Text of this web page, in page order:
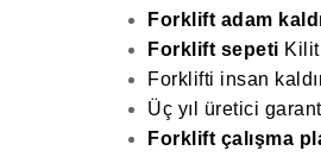
Forklift adam
Forklift sepeti Kilit
Forklifti insan
Üç yıl üretici
Forklift çalışma